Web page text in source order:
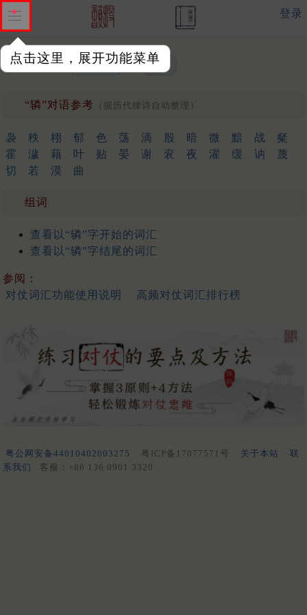
点击这里，展开功能菜单
登录
单字或词汇：
“辚”对语参考 （据历代律诗自动整理）
袅 秩 栩 郁 色 荡 滴 殷 暗 微 黯 战
粲
霍
濊 藉 叶 贴 晏 谢 衮 夜 濯 缓 讷
蔑
切
若 漠 曲
组词
查看以“辚”字开始的词汇
查看以“辚”字结尾的词汇
参阅：
对仗词汇功能使用说明
高频对仗词汇排行榜
粤公网安备44010402003275 粤ICP备17077571号 关于本站
联
系我们
客服：+86 136 0901 3320